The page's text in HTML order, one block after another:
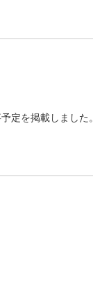
定を掲載しました。